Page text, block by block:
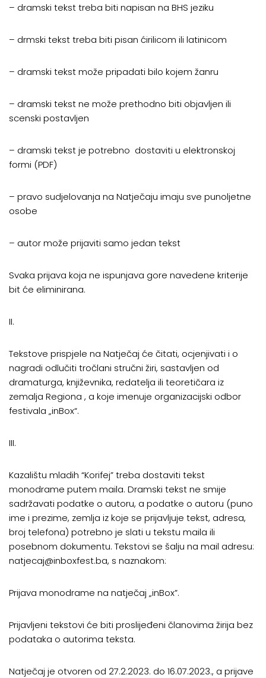
– dramski tekst treba biti napisan na BHS jeziku
– drmski tekst treba biti pisan ćirilicom ili latinicom
– dramski tekst može pripadati bilo kojem žanru
– dramski tekst ne može prethodno biti objavljen ili
scenski postavljen
– dramski tekst je potrebno dostaviti u elektronskoj
formi (PDF)
– pravo sudjelovanja na Natječaju imaju sve punoljetne
osobe
– autor može prijaviti samo jedan tekst
Svaka prijava koja ne ispunjava gore navedene kriterije
bit će eliminirana.
II.
Tekstove prispjele na Natječaj će čitati, ocjenjivati i o
nagradi odlučiti tročlani stručni žiri, sastavljen od
dramaturga, književnika, redatelja ili teoretičara iz
zemalja Regiona , a koje imenuje organizacijski odbor
festivala „inBox“.
III.
Kazalištu mladih “Korifej” treba dostaviti tekst
monodrame putem maila. Dramski tekst ne smije
sadržavati podatke o autoru, a podatke o autoru (puno
ime i prezime, zemlja iz koje se prijavljuje tekst, adresa,
broj telefona) potrebno je slati u tekstu maila ili
posebnom dokumentu. Tekstovi se šalju na mail adresu:
natjecaj@inboxfest.ba, s naznakom:
Prijava monodrame na natječaj „inBox”.
Prijavljeni tekstovi će biti proslijeđeni članovima žirija bez
podataka o autorima teksta.
Natječaj je otvoren od 27.2.2023. do 16.07.2023., a prijave